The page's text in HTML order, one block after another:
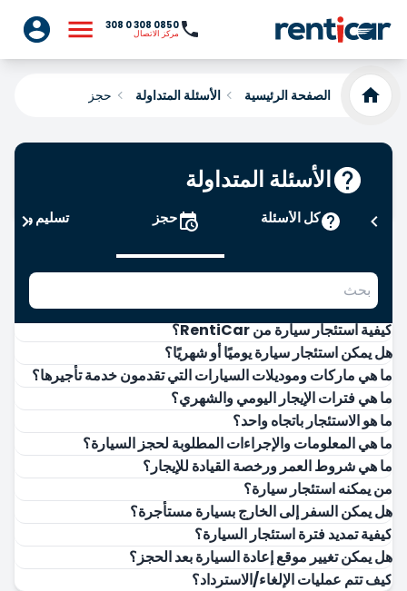
0850 308 0 308
مركز الاتصال
الصفحة الرئيسية الأسئلة المتداولة حجز
الأسئلة المتداولة
كل الأسئلة حجز تسليم
كيفية استئجار سيارة من RentiCar؟
هل يمكن استئجار سيارة يوميًا أو شهريًا؟
ما هي ماركات وموديلات السيارات التي تقدمون خدمة تأجيرها؟
ما هي فترات الإيجار اليومي والشهري؟
ما هو الاستئجار باتجاه واحد؟
ما هي المعلومات والإجراءات المطلوبة لحجز السيارة؟
ما هي شروط العمر ورخصة القيادة للإيجار؟
من يمكنه استئجار سيارة؟
هل يمكن السفر إلى الخارج بسيارة مستأجرة؟
كيفية تمديد فترة استئجار السيارة؟
هل يمكن تغيير موقع إعادة السيارة بعد الحجز؟
كيف تتم عمليات الإلغاء/الاسترداد؟